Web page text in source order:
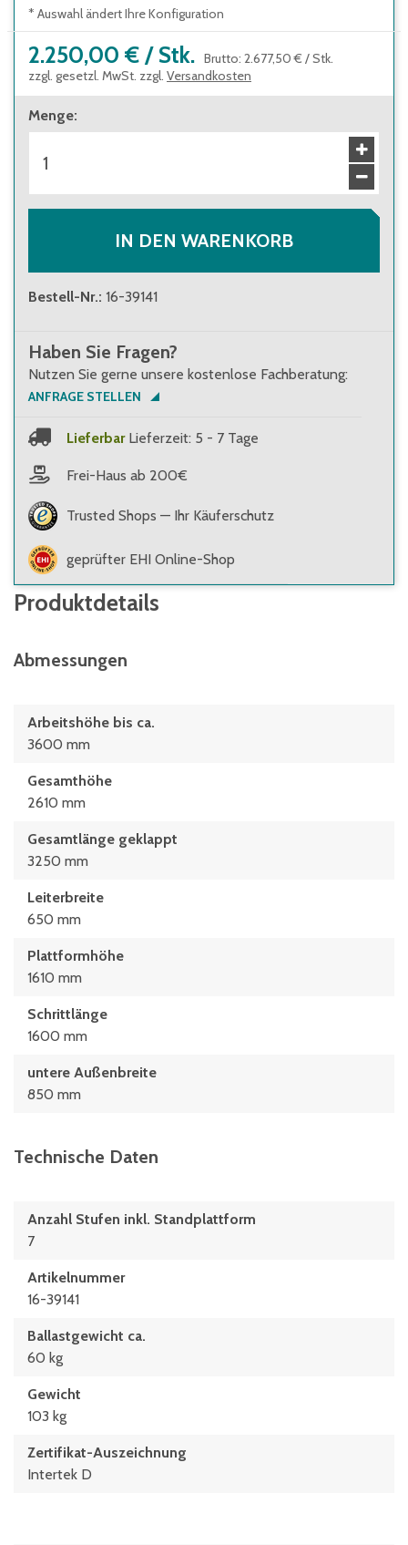
geriffeltem Aluminium-Belag
* Auswahl ändert Ihre Konfiguration
2.250,00 € / Stk. Brutto: 2.677,50 € /Stk.
zzgl. gesetzl. MwSt. zzgl. Versandkosten
Menge:
IN DEN WARENKORB
Bestell-Nr.: 16-39141
Haben Sie Fragen?
Nutzen Sie gerne unsere kostenlose Fachberatung:
ANFRAGE STELLEN
Lieferbar Lieferzeit: 5 - 7 Tage
Frei-Haus ab 200€
Trusted Shops — Ihr Käuferschutz
geprüfter EHI Online-Shop
Produktdetails
Abmessungen
Arbeitshöhe bis ca.
3600 mm
Gesamthöhe
2610 mm
Gesamtlänge geklappt
3250 mm
Leiterbreite
650 mm
Plattformhöhe
1610 mm
Schrittlänge
1600 mm
untere Außenbreite
850 mm
Technische Daten
Anzahl Stufen inkl. Standplattform
7
Artikelnummer
16-39141
Ballastgewicht ca.
60 kg
Gewicht
103 kg
Zertifikat-Auszeichnung
Intertek D